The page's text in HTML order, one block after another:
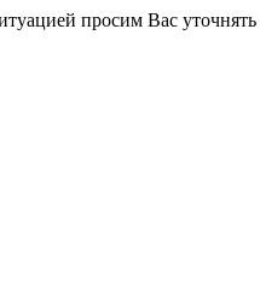
просим Вас